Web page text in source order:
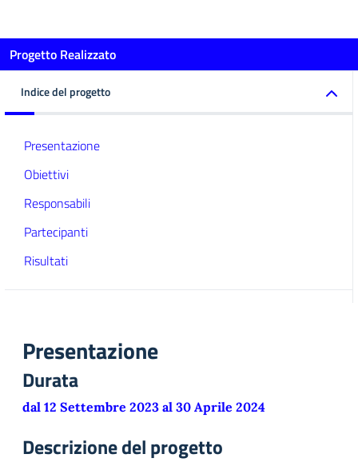
Progetto Realizzato
Indice del progetto
Presentazione
Obiettivi
Responsabili
Partecipanti
Risultati
Presentazione
Durata
dal 12 Settembre 2023 al 30 Aprile 2024
Descrizione del progetto